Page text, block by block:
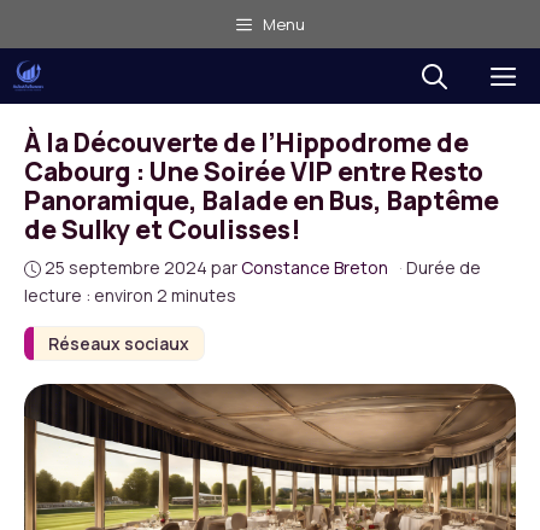
au
contenu
Menu
Réseaux sociaux
À la Découverte de l’Hippodrome de
Cabourg : Une Soirée VIP entre Resto
Panoramique, Balade en Bus, Baptême
de Sulky et Coulisses!
25 septembre 2024 parConstance Breton · Durée de
lecture : environ 2 minutes